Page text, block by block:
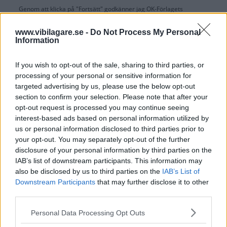
www.vibilagare.se - Do Not Process My Personal
Information
If you wish to opt-out of the sale, sharing to third parties, or
processing of your personal or sensitive information for
targeted advertising by us, please use the below opt-out
section to confirm your selection. Please note that after your
opt-out request is processed you may continue seeing
interest-based ads based on personal information utilized by
us or personal information disclosed to third parties prior to
your opt-out. You may separately opt-out of the further
disclosure of your personal information by third parties on the
IAB’s list of downstream participants. This information may
also be disclosed by us to third parties on the IAB’s List of
Downstream Participants that may further disclose it to other
Please note that this website/app uses one or more Google
Personal Data Processing Opt Outs
Genom att klicka på "Fortsätt" godkänner jag OK-Förlagets
OK-Förlagets integritetspolicy
Är du redan prenumerant på vår papperstidning?
Aktivera din digitala prenumeration utan kostnad här.